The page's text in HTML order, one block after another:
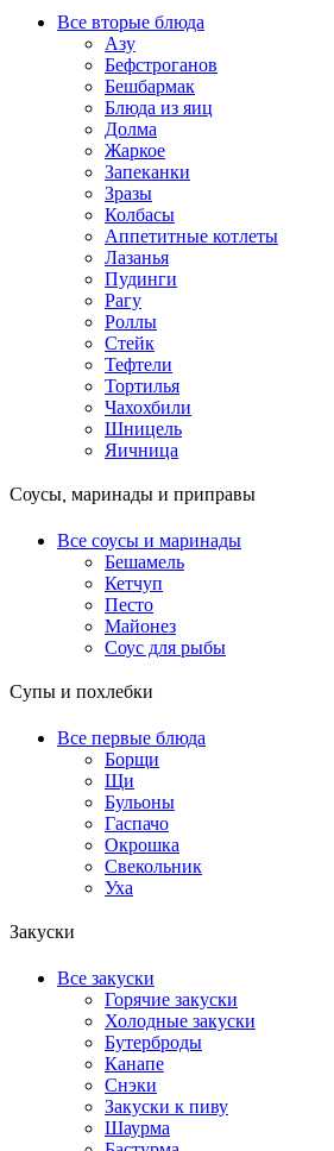
Все вторые блюда
Азу
Бефстроганов
Бешбармак
Блюда из яиц
Долма
Жаркое
Запеканки
Зразы
Колбасы
Аппетитные котлеты
Лазанья
Пудинги
Рагу
Роллы
Стейк
Тефтели
Тортилья
Чахохбили
Шницель
Яичница
Соусы, маринады и приправы
Все соусы и маринады
Бешамель
Кетчуп
Песто
Майонез
Соус для рыбы
Супы и похлебки
Все первые блюда
Борщи
Щи
Бульоны
Гаспачо
Окрошка
Свекольник
Уха
Закуски
Все закуски
Горячие закуски
Холодные закуски
Бутерброды
Канапе
Снэки
Закуски к пиву
Шаурма